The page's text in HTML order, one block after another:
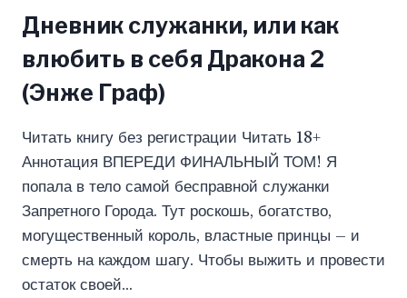
Дневник служанки, или как
влюбить в себя Дракона 2
(Энже Граф)
Читать книгу без регистрации Читать 18+
Аннотация ВПЕРЕДИ ФИНАЛЬНЫЙ ТОМ! Я
попала в тело самой бесправной служанки
Запретного Города. Тут роскошь, богатство,
могущественный король, властные принцы – и
смерть на каждом шагу. Чтобы выжить и провести
остаток своей…